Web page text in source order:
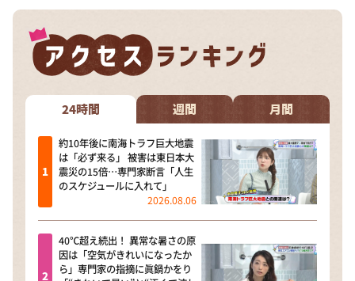
24時間 週間 月間
約10年後に南海トラフ巨大地震
は「必ず来る」 被害は東日本大
震災の15倍…専門家断言「人生
のスケジュールに入れて」
2026.08.06
40℃超え続出！ 異常な暑さの原
因は「空気がきれいになったか
ら」専門家の指摘に眞鍋かをり